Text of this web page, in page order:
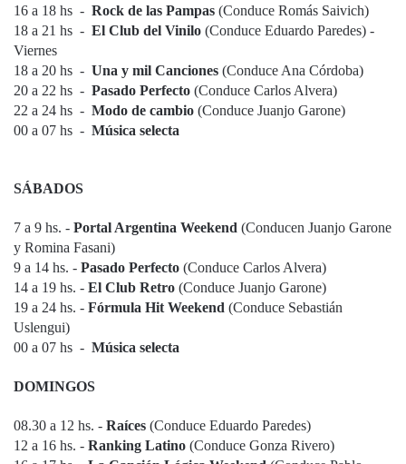
16 a 18 hs - Rock de las Pampas (Conduce Romás Saivich)
18 a 21 hs - El Club del Vinilo (Conduce Eduardo Paredes) -
Viernes
18 a 20 hs - Una y mil Canciones (Conduce Ana Córdoba)
20 a 22 hs - Pasado Perfecto (Conduce Carlos Alvera)
22 a 24 hs - Modo de cambio (Conduce Juanjo Garone)
00 a 07 hs - Música selecta
SÁBADOS
7 a 9 hs. - Portal Argentina Weekend (Conducen Juanjo Garone
y Romina Fasani)
9 a 14 hs. - Pasado Perfecto (Conduce Carlos Alvera)
14 a 19 hs. - El Club Retro (Conduce Juanjo Garone)
19 a 24 hs. - Fórmula Hit Weekend (Conduce Sebastián
Uslengui)
00 a 07 hs - Música selecta
DOMINGOS
08.30 a 12 hs. - Raíces (Conduce Eduardo Paredes)
12 a 16 hs. - Ranking Latino (Conduce Gonza Rivero)